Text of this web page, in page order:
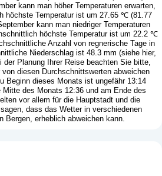
kann man höher Temperaturen erwarten,
höchste Temperatur ist um 27.65 ℃ (81.77
kann man niedriger Temperaturen
höchste Temperatur ist um 22.2 ℃
Anzahl von regnerische Tage in
Niederschlag ist 48.3 mm (siehe hier,
der Planung Ihrer Reise beachten Sie bitte,
diesen Durchschnittswerten abweichen
Beginn dieses Monats ist ungefähr 13:14
des Monats 12:36 und am Ende des
vor allem für die Hauptstadt und die
dass das Wetter in verschiedenen
Bergen, erheblich abweichen kann.